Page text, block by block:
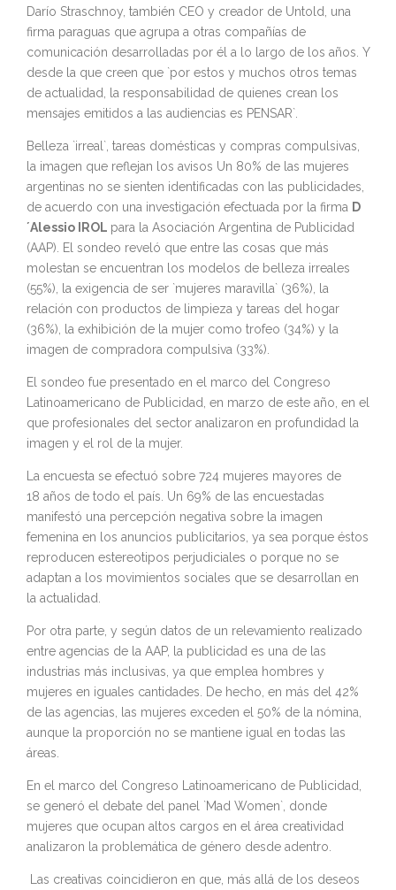
Darío Straschnoy, también CEO y creador de Untold, una
firma paraguas que agrupa a otras compañías de
comunicación desarrolladas por él a lo largo de los años. Y
desde la que creen que `por estos y muchos otros temas
de actualidad, la responsabilidad de quienes crean los
mensajes emitidos a las audiencias es PENSAR`.
Belleza `irreal`, tareas domésticas y compras compulsivas,
la imagen que reflejan los avisos Un 80% de las mujeres
argentinas no se sienten identificadas con las publicidades,
de acuerdo con una investigación efectuada por la firma D
´Alessio IROL para la Asociación Argentina de Publicidad
(AAP). El sondeo reveló que entre las cosas que más
molestan se encuentran los modelos de belleza irreales
(55%), la exigencia de ser `mujeres maravilla` (36%), la
relación con productos de limpieza y tareas del hogar
(36%), la exhibición de la mujer como trofeo (34%) y la
imagen de compradora compulsiva (33%).
El sondeo fue presentado en el marco del Congreso
Latinoamericano de Publicidad, en marzo de este año, en el
que profesionales del sector analizaron en profundidad la
imagen y el rol de la mujer.
La encuesta se efectuó sobre 724 mujeres mayores de
18 años de todo el país. Un 69% de las encuestadas
manifestó una percepción negativa sobre la imagen
femenina en los anuncios publicitarios, ya sea porque éstos
reproducen estereotipos perjudiciales o porque no se
adaptan a los movimientos sociales que se desarrollan en
la actualidad.
Por otra parte, y según datos de un relevamiento realizado
entre agencias de la AAP, la publicidad es una de las
industrias más inclusivas, ya que emplea hombres y
mujeres en iguales cantidades. De hecho, en más del 42%
de las agencias, las mujeres exceden el 50% de la nómina,
aunque la proporción no se mantiene igual en todas las
áreas.
En el marco del Congreso Latinoamericano de Publicidad,
se generó el debate del panel `Mad Women`, donde
mujeres que ocupan altos cargos en el área creatividad
analizaron la problemática de género desde adentro.
Las creativas coincidieron en que, más allá de los deseos